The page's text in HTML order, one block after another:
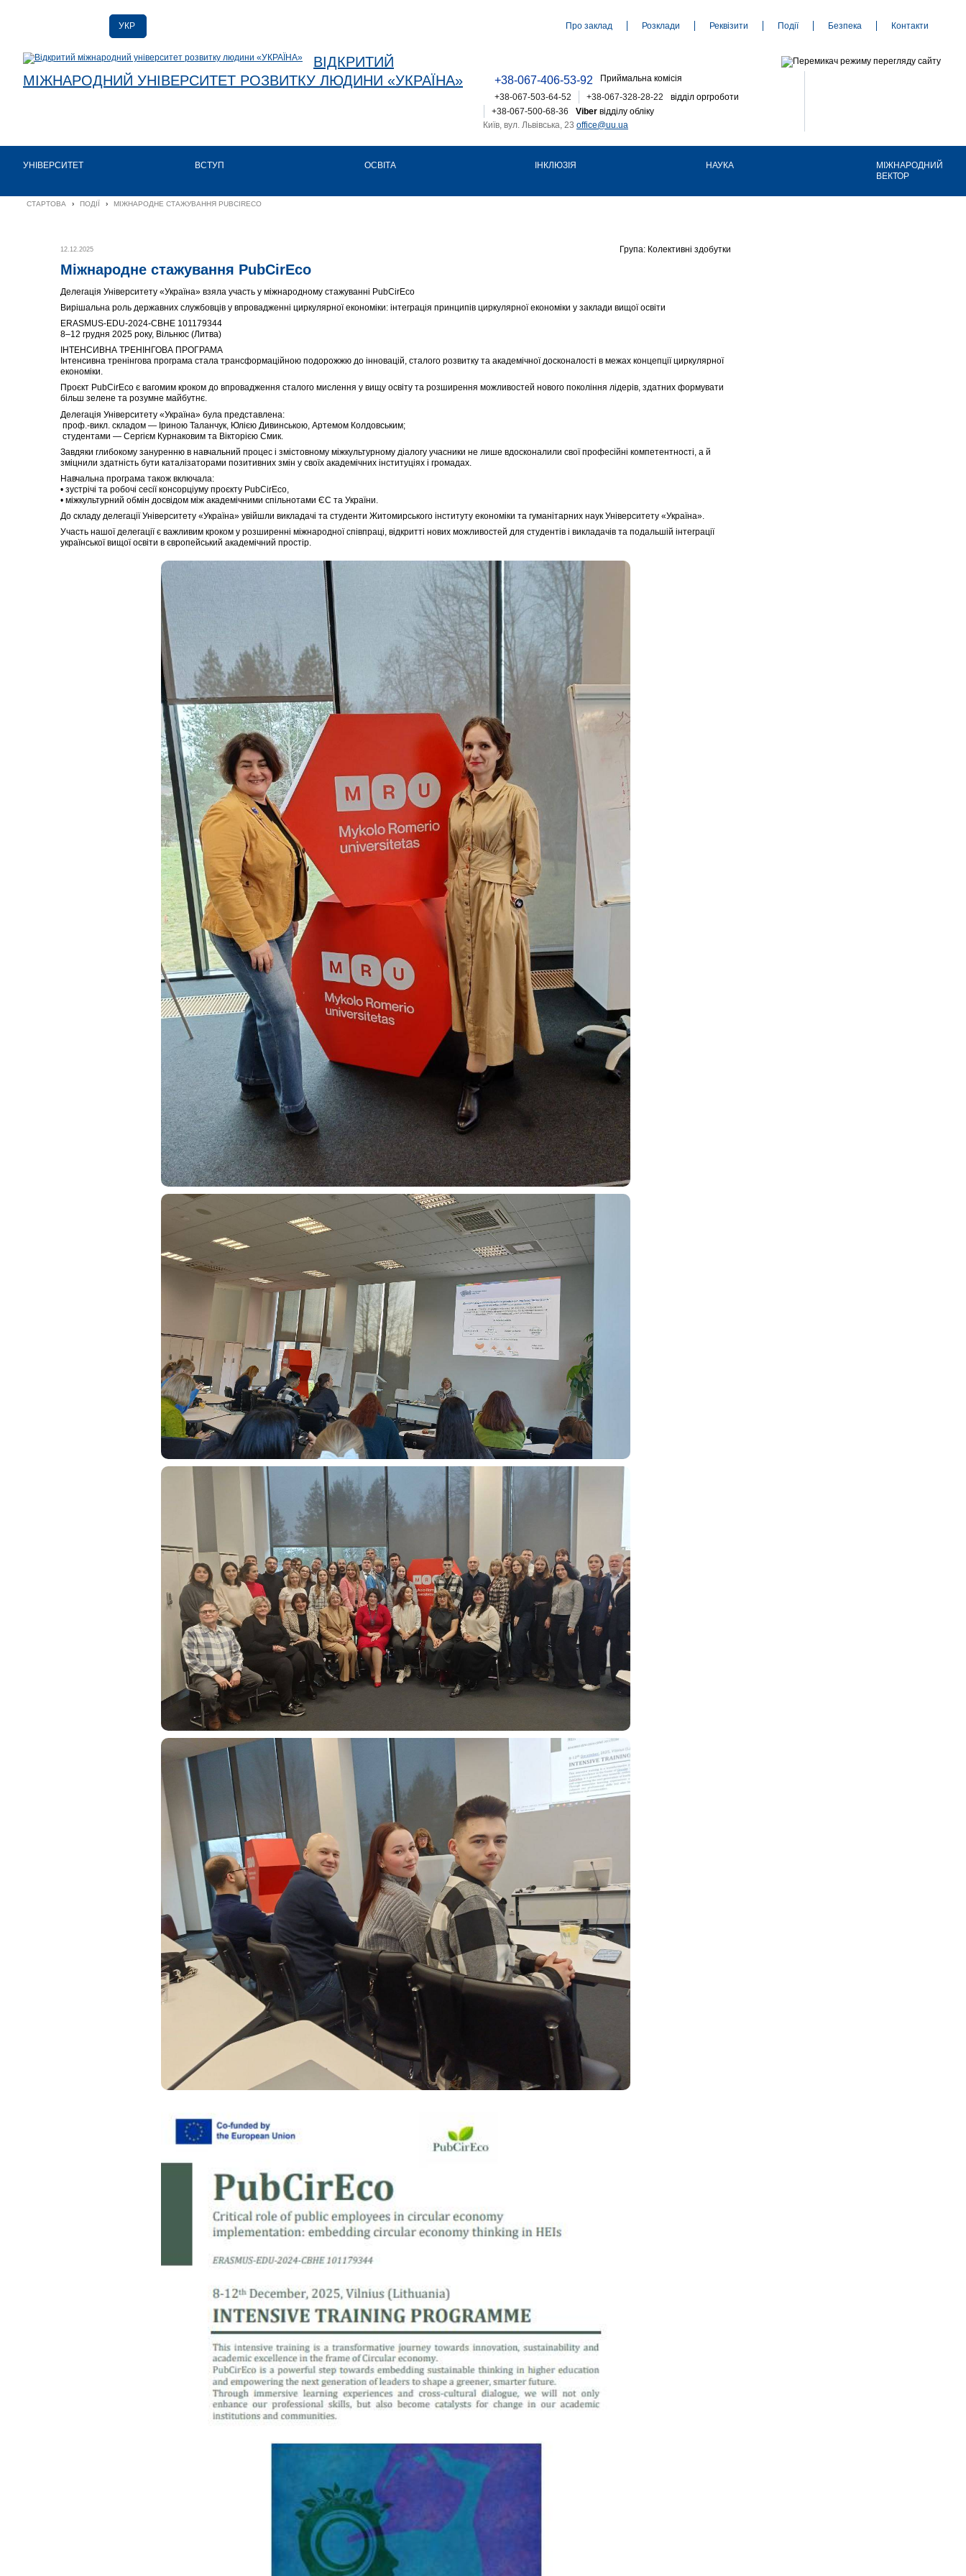
УКР
ENG
Про заклад Розклади Реквізити Події Безпека Контакти
ВІДКРИТИЙ
МІЖНАРОДНИЙ УНІВЕРСИТЕТ РОЗВИТКУ ЛЮДИНИ «УКРАЇНА»
+38-067-406-53-92
Приймальна комісія
відділ оргроботи
+38-067-503-64-52
+38-067-328-28-22
Viber відділу обліку
+38-067-500-68-36
Київ, вул. Львівська, 23 office@uu.ua
УНІВЕРСИТЕТ ВСТУП ОСВІТА ІНКЛЮЗІЯ НАУКА
МІЖНАРОДНИЙ
ВЕКТОР
СТАРТОВА › ПОДІЇ › МІЖНАРОДНЕ СТАЖУВАННЯ PUBCIRECO
Група: Колективні здобутки
12.12.2025
Міжнародне стажування PubCirEco
Делегація Університету «Україна» взяла участь у міжнародному стажуванні PubCirEco
Вирішальна роль державних службовців у впровадженні циркулярної економіки: інтеграція принципів циркулярної економіки у заклади вищої освіти
ERASMUS-EDU-2024-CBHE 101179344
8–12 грудня 2025 року, Вільнюс (Литва)
ІНТЕНСИВНА ТРЕНІНГОВА ПРОГРАМА
Інтенсивна тренінгова програма стала трансформаційною подорожжю до інновацій, сталого розвитку та академічної досконалості в межах концепції циркулярної
економіки.
Проєкт PubCirEco є вагомим кроком до впровадження сталого мислення у вищу освіту та розширення можливостей нового покоління лідерів, здатних формувати
більш зелене та розумне майбутнє.
Делегація Університету «Україна» була представлена:
проф.-викл. складом — Іриною Таланчук, Юлією Дивинською, Артемом Колдовським;
студентами — Сергієм Курнаковим та Вікторією Смик.
Завдяки глибокому зануренню в навчальний процес і змістовному міжкультурному діалогу учасники не лише вдосконалили свої професійні компетентності, а й
зміцнили здатність бути каталізаторами позитивних змін у своїх академічних інституціях і громадах.
Навчальна програма також включала:
• зустрічі та робочі сесії консорціуму проєкту PubCirEco,
• міжкультурний обмін досвідом між академічними спільнотами ЄС та України.
До складу делегації Університету «Україна» увійшли викладачі та студенти Житомирського інституту економіки та гуманітарних наук Університету «Україна».
Участь нашої делегації є важливим кроком у розширенні міжнародної співпраці, відкритті нових можливостей для студентів і викладачів та подальшій інтеграції
української вищої освіти в європейський академічний простір.